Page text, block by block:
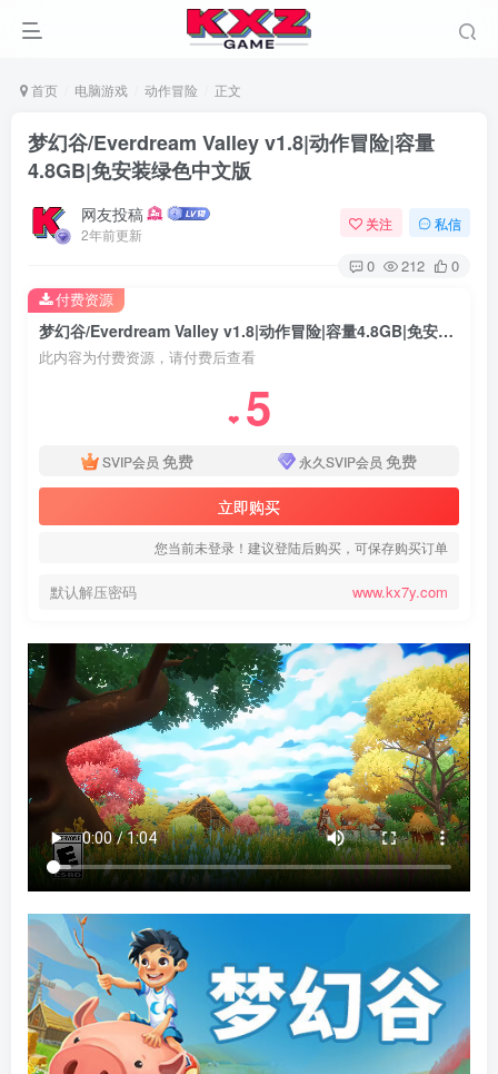
首页 电脑游戏 动作冒险 正文
梦幻谷/Everdream Valley v1.8|动作冒险|容量
4.8GB|免安装绿色中文版
网友投稿
2年前更新
关注 私信
0 212 0
梦幻谷/Everdream Valley v1.8|动作冒险|容量4.8GB|免安装绿色中文版
此内容为付费资源，请付费后查看
❤ 5
SVIP会员 免费 永久SVIP会员 免费
立即购买
您当前未登录！建议登陆后购买，可保存购买订单
默认解压密码 www.kx7y.com
付费资源